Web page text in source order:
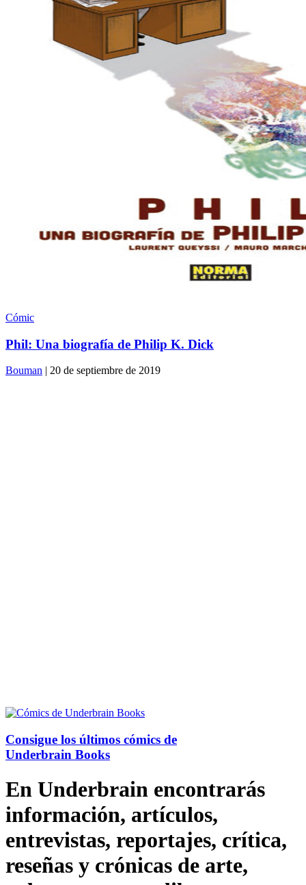
Cómic
Phil: Una biografía de Philip K. Dick
Bouman | 20 de septiembre de 2019
Consigue los últimos cómics de
Underbrain Books
En Underbrain encontrarás
información, artículos,
entrevistas, reportajes, crítica,
reseñas y crónicas de arte,